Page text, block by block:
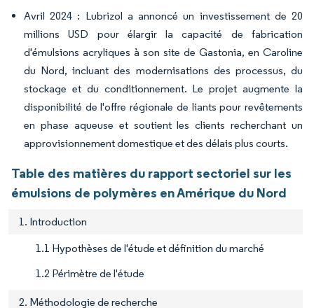
Avril 2024 : Lubrizol a annoncé un investissement de 20
millions USD pour élargir la capacité de fabrication
d'émulsions acryliques à son site de Gastonia, en Caroline
du Nord, incluant des modernisations des processus, du
stockage et du conditionnement. Le projet augmente la
disponibilité de l'offre régionale de liants pour revêtements
en phase aqueuse et soutient les clients recherchant un
approvisionnement domestique et des délais plus courts.
Table des matières du rapport sectoriel sur les
émulsions de polymères en Amérique du Nord
1. Introduction
1.1 Hypothèses de l'étude et définition du marché
1.2 Périmètre de l'étude
2. Méthodologie de recherche